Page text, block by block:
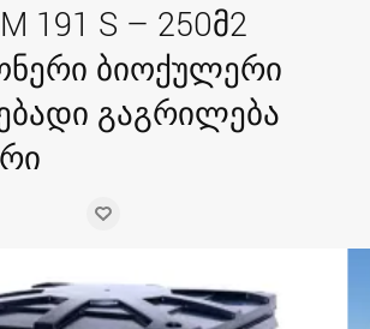
191 S – 250მ2
ბიოქულერი
გაგრილება